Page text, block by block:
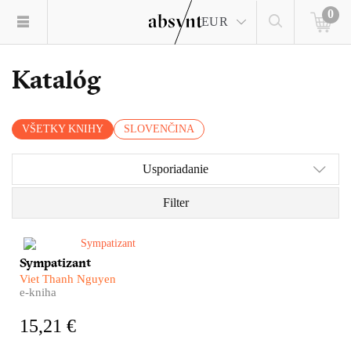
EUR
0
Katalóg
VŠETKY KNIHY SLOVENČINA
Usporiadanie
Filter
Jeden je agent vietnamských
komunistov, druhý slúži
juhovietnamskému
Rozštiepená osobnosť i
Sympatizant
Viet Thanh Nguyen
e-kniha
15,21 €